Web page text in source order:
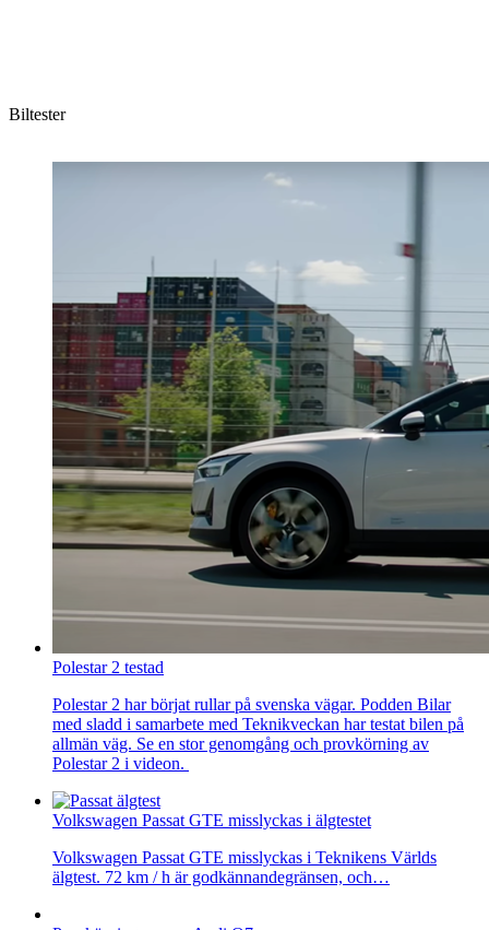
Biltester
Polestar 2 testad
Polestar 2 har börjat rullar på svenska vägar. Podden Bilar
med sladd i samarbete med Teknikveckan har testat bilen på
allmän väg. Se en stor genomgång och provkörning av
Polestar 2 i videon.
Volkswagen Passat GTE misslyckas i älgtestet
Volkswagen Passat GTE misslyckas i Teknikens Världs
älgtest. 72 km / h är godkännandegränsen, och…